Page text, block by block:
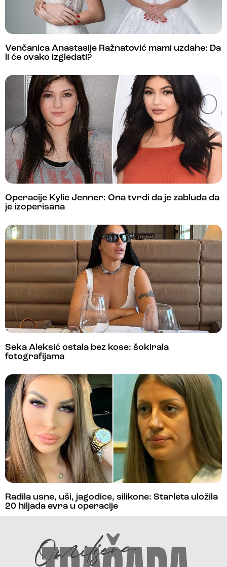
Venčanica Anastasije Ražnatović mami uzdahe: Da
li će ovako izgledati?
Operacije Kylie Jenner: Ona tvrdi da je zabluda da
je izoperisana
Seka Aleksić ostala bez kose: šokirala
fotografijama
Radila usne, uši, jagodice, silikone: Starleta uložila
20 hiljada evra u operacije